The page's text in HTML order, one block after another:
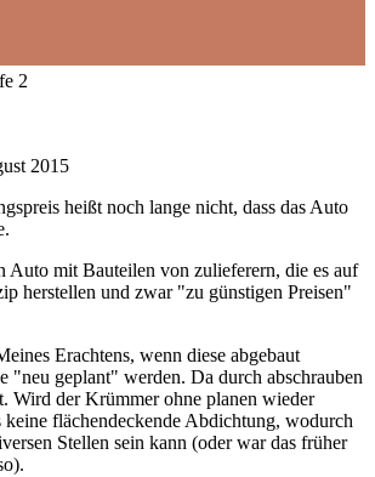
2015
heißt noch lange nicht, dass das Auto
Auto mit Bauteilen von zulieferern, die es auf
herstellen und zwar "zu günstigen Preisen"
Erachtens, wenn diese abgebaut
"neu geplant" werden. Da durch abschrauben
Wird der Krümmer ohne planen wieder
keine flächendeckende Abdichtung, wodurch
Stellen sein kann (oder war das früher